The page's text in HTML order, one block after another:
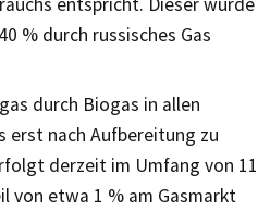
% durch russisches Gas
durch Biogas in allen
erst nach Aufbereitung zu
derzeit im Umfang von 11
von etwa 1 % am Gasmarkt